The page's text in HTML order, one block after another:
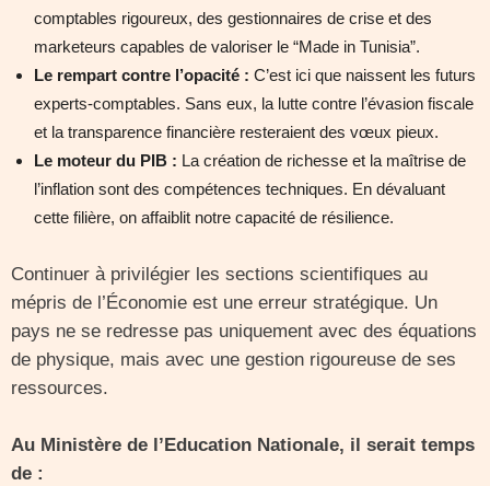
comptables rigoureux, des gestionnaires de crise et des
marketeurs capables de valoriser le “Made in Tunisia”.
Le rempart contre l’opacité : C’est ici que naissent les futurs
experts-comptables. Sans eux, la lutte contre l’évasion fiscale
et la transparence financière resteraient des vœux pieux.
Le moteur du PIB : La création de richesse et la maîtrise de
l’inflation sont des compétences techniques. En dévaluant
cette filière, on affaiblit notre capacité de résilience.
Continuer à privilégier les sections scientifiques au
mépris de l’Économie est une erreur stratégique. Un
pays ne se redresse pas uniquement avec des équations
de physique, mais avec une gestion rigoureuse de ses
ressources.
Au Ministère de l’Education Nationale, il serait temps
de :